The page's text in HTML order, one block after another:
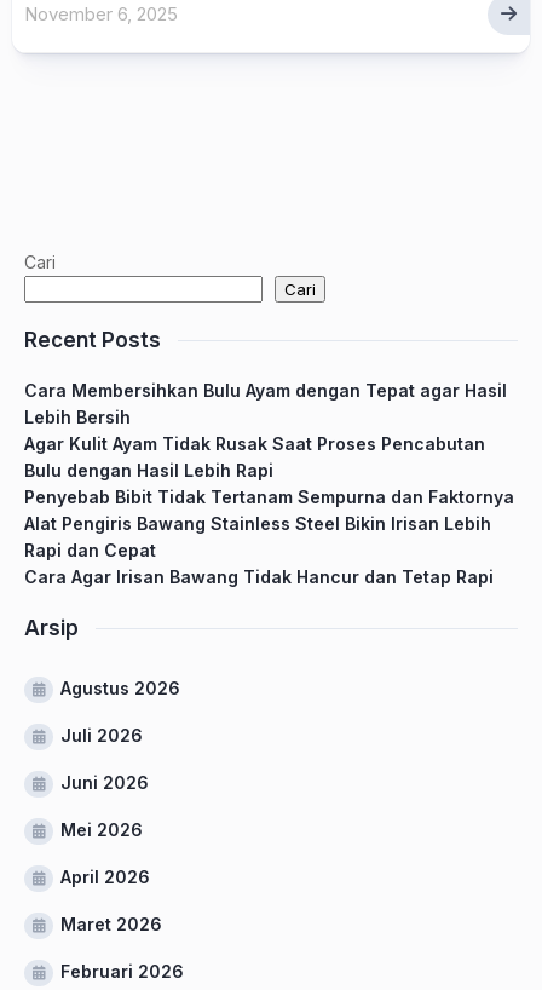
November 6, 2025
Cari
Cari
Recent Posts
Cara Membersihkan Bulu Ayam dengan Tepat agar Hasil
Lebih Bersih
Agar Kulit Ayam Tidak Rusak Saat Proses Pencabutan
Bulu dengan Hasil Lebih Rapi
Penyebab Bibit Tidak Tertanam Sempurna dan Faktornya
Alat Pengiris Bawang Stainless Steel Bikin Irisan Lebih
Rapi dan Cepat
Cara Agar Irisan Bawang Tidak Hancur dan Tetap Rapi
Arsip
Agustus 2026
Juli 2026
Juni 2026
Mei 2026
April 2026
Maret 2026
Februari 2026